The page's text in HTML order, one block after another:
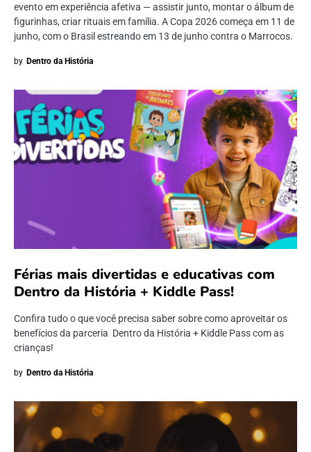
evento em experiência afetiva — assistir junto, montar o álbum de
figurinhas, criar rituais em família. A Copa 2026 começa em 11 de
junho, com o Brasil estreando em 13 de junho contra o Marrocos.
by Dentro da História
Férias mais divertidas e educativas com
Dentro da História + Kiddle Pass!
Confira tudo o que você precisa saber sobre como aproveitar os
benefícios da parceria Dentro da História + Kiddle Pass com as
crianças!
by Dentro da História